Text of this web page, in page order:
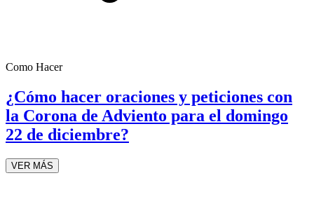
Como Hacer
¿Cómo hacer oraciones y peticiones con
la Corona de Adviento para el domingo
22 de diciembre?
VER MÁS